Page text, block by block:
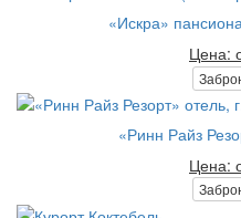
«Искра»
Цена:
«Ринн Райз
Цена: